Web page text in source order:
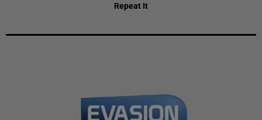
Repeat It